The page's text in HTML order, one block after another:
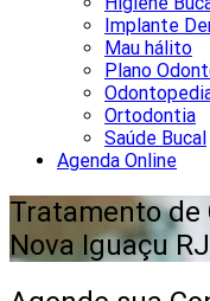
Implante
Mau hálito
Plano
Ortodontia
Saúde Bucal
Agenda Online
Tratamento de
Nova Iguaçu RJ